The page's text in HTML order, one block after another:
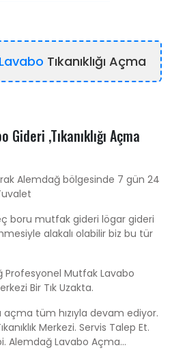
Tıkanıklığı Açma
,Tıkanıklığı Açma
Alemdağ bölgesinde 7 gün 24
boru mutfak gideri lögar gideri
alakalı olabilir biz bu tür
Profesyonel Mutfak Lavabo
Bir Tık Uzakta.
açma tüm hızıyla devam ediyor.
Merkezi. Servis Talep Et.
Alemdağ Lavabo Açma...